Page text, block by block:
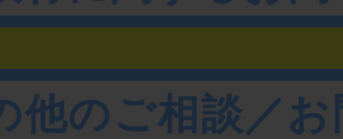
他のご相談／